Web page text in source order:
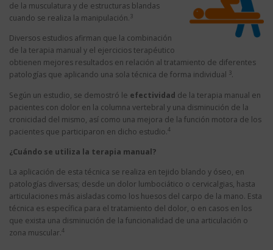
de la musculatura y de estructuras blandas
cuando se realiza la manipulación.3
Diversos estudios afirman que la combinación
de la terapia manual y el ejercicios terapéutico
obtienen mejores resultados en relación al tratamiento de diferentes
patologías que aplicando una sola técnica de forma individual 3.
Según un estudio, se demostró le efectividad de la terapia manual en
pacientes con dolor en la columna vertebral y una disminución de la
cronicidad del mismo, así como una mejora de la función motora de los
pacientes que participaron en dicho estudio.4
¿Cuándo se utiliza la terapia manual?
La aplicación de esta técnica se realiza en tejido blando y óseo, en
patologías diversas; desde un dolor lumbociático o cervicalgias, hasta
articulaciones más aisladas como los huesos del carpo de la mano. Esta
técnica es específica para el tratamiento del dolor, o en casos en los
que exista una disminución de la funcionalidad de una articulación o
zona muscular.4